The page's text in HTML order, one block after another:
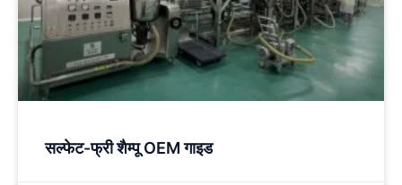
सल्फेट-फ्री शैम्पू OEM गाइड